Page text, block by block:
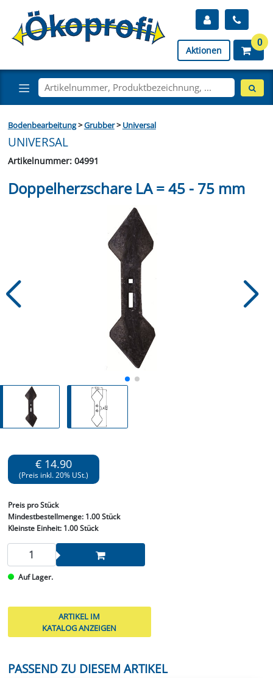
Aktionen
0
Bodenbearbeitung>Grubber>Universal
UNIVERSAL
Artikelnummer: 04991
Doppelherzschare LA = 45 - 75 mm
€ 14.90
(Preis inkl. 20% USt.)
Preis pro Stück
Mindestbestellmenge: 1.00 Stück
Kleinste Einheit:1.00 Stück
Auf Lager.
ARTIKEL IM
KATALOG ANZEIGEN
PASSEND ZU DIESEM ARTIKEL